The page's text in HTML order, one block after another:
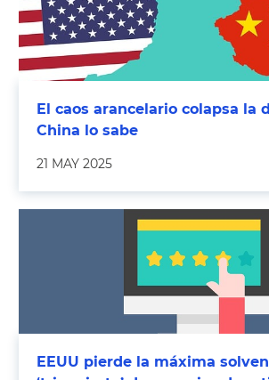
El caos arancelario colapsa la
China lo sabe
21 MAY 2025
EEUU pierde la máxima